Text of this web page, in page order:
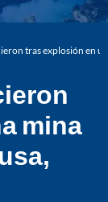
tras explosión en
mina